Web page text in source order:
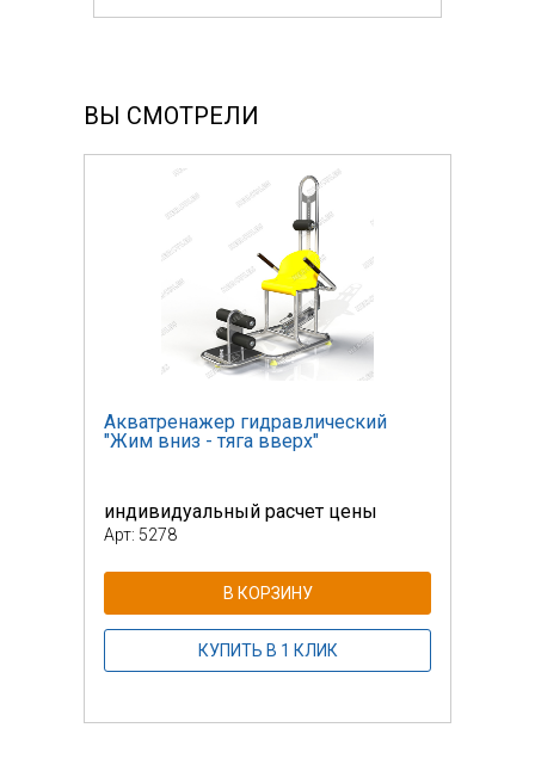
ВЫ СМОТРЕЛИ
Акватренажер гидравлический
"Жим вниз - тяга вверх"
индивидуальный расчет цены
Арт: 5278
В КОРЗИНУ
КУПИТЬ В 1 КЛИК